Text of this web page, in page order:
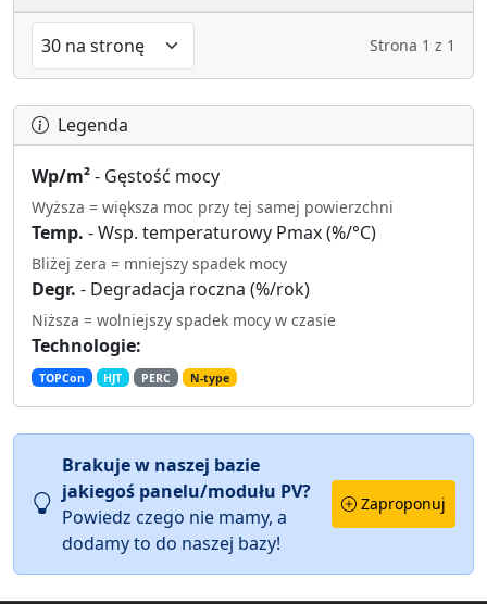
Strona 1 z 1
Legenda
Wp/m²- Gęstość mocy
Wyższa = większa moc przy tej samej powierzchni
Temp. - Wsp. temperaturowy Pmax (%/°C)
Bliżej zera = mniejszy spadek mocy
Degr. - Degradacja roczna (%/rok)
Niższa = wolniejszy spadek mocy w czasie
Technologie:
TOPCon HJT PERC N-type
Brakuje w naszej bazie
jakiegoś panelu/modułu PV?
Powiedz czego nie mamy, a
dodamy to do naszej bazy!
Zaproponuj